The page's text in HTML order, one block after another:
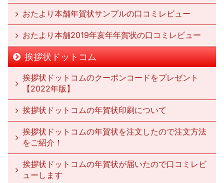
おたより本舗年賀状サンプルの口コミレビュー
おたより本舗2019年亥年年賀状の口コミレビュー
挨拶状ドットコム
挨拶状ドットコムのクーポンコードをプレゼント
【2022年版】
挨拶状ドットコムの年賀状印刷について
挨拶状ドットコムの年賀状を注文したので注文方法
をご紹介！
挨拶状ドットコムの年賀状が届いたので口コミレビ
ューします